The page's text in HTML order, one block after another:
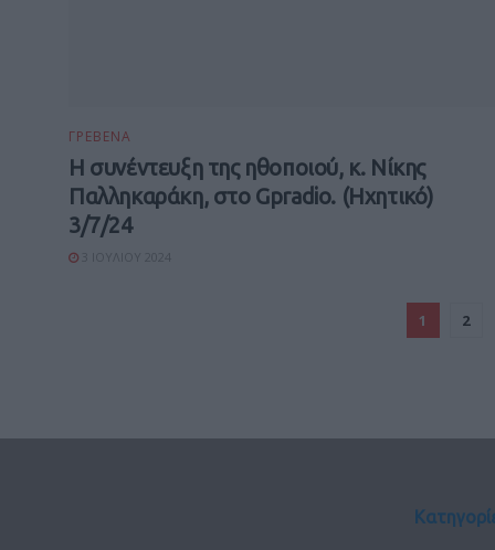
ΓΡΕΒΕΝΑ
H συνέντευξη της ηθοποιού, κ. Νίκης
Παλληκαράκη, στο Gpradio. (Hχητικό)
3/7/24
3 ΙΟΥΛΊΟΥ 2024
1 2